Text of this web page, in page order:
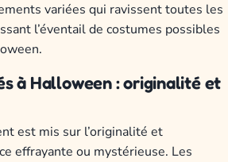
variées qui ravissent toutes les
l’éventail de costumes possibles
à Halloween : originalité et
est mis sur l’originalité et
effrayante ou mystérieuse. Les